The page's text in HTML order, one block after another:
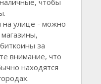
чтобы
на улице - можно
за
внимание, что
находятся